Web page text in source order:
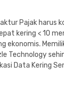
Pajak harus
kering < 10
ekonomis.
Technology
Data Kering